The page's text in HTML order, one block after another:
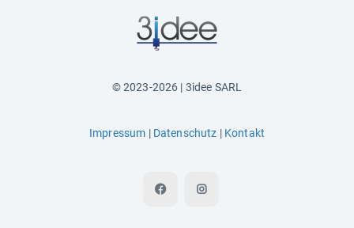
© 2023-2026 | 3idee SARL
Impressum | Datenschutz | Kontakt